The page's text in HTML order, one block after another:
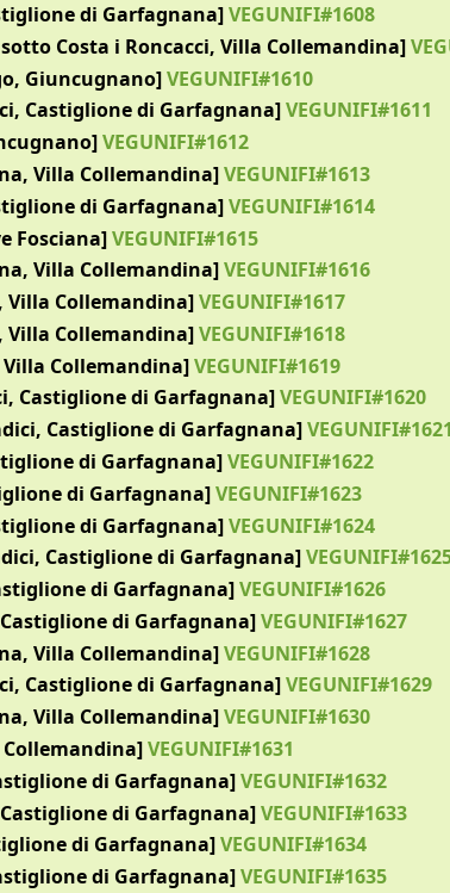
di Garfagnana]VEGUNIFI#1608
Costa i Roncacci, Villa Collemandina]
Giuncugnano]VEGUNIFI#1610
Castiglione di Garfagnana]VEGUNIFI#1611
VEGUNIFI#1612
Villa Collemandina]VEGUNIFI#1613
di Garfagnana]VEGUNIFI#1614
Fosciana]VEGUNIFI#1615
Villa Collemandina]VEGUNIFI#1616
Villa Collemandina]VEGUNIFI#1617
Villa Collemandina]VEGUNIFI#1618
Collemandina]VEGUNIFI#1619
Castiglione di Garfagnana]VEGUNIFI#1620
Castiglione di Garfagnana]VEGUNIFI#1621
di Garfagnana]VEGUNIFI#1622
di Garfagnana]VEGUNIFI#1623
di Garfagnana]VEGUNIFI#1624
Castiglione di Garfagnana]
di Garfagnana]VEGUNIFI#1626
di Garfagnana]VEGUNIFI#1627
Villa Collemandina]VEGUNIFI#1628
Castiglione di Garfagnana]VEGUNIFI#1629
Villa Collemandina]VEGUNIFI#1630
VEGUNIFI#1631
di Garfagnana]VEGUNIFI#1632
di Garfagnana]VEGUNIFI#1633
di Garfagnana]VEGUNIFI#1634
di Garfagnana]VEGUNIFI#1635